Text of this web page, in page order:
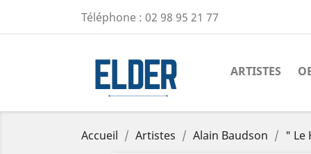
Téléphone : 02 98 95 21 77
ARTISTES
Accueil Artistes Alain Baudson " Le